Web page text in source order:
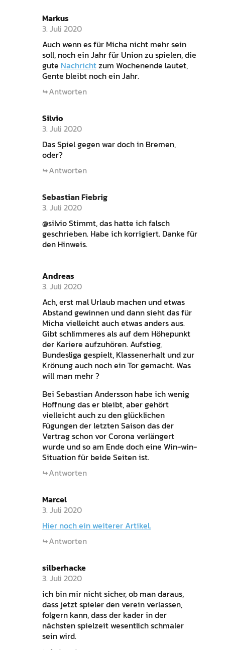
Markus
3. Juli 2020
Auch wenn es für Micha nicht mehr sein
soll, noch ein Jahr für Union zu spielen, die
gute Nachrichtzum Wochenende lautet,
Gente bleibt noch ein Jahr.
Antworten
Silvio
3. Juli 2020
Das Spiel gegen war doch in Bremen,
oder?
Antworten
Sebastian Fiebrig
3. Juli 2020
@silvio Stimmt, das hatte ich falsch
geschrieben. Habe ich korrigiert. Danke für
den Hinweis.
Andreas
3. Juli 2020
Ach, erst mal Urlaub machen und etwas
Abstand gewinnen und dann sieht das für
Micha vielleicht auch etwas anders aus.
Gibt schlimmeres als auf dem Höhepunkt
der Kariere aufzuhören. Aufstieg,
Bundesliga gespielt, Klassenerhalt und zur
Krönung auch noch ein Tor gemacht. Was
will man mehr ?
Bei Sebastian Andersson habe ich wenig
Hoffnung das er bleibt, aber gehört
vielleicht auch zu den glücklichen
Fügungen der letzten Saison das der
Vertrag schon vor Corona verlängert
wurde und so am Ende doch eine Win-win-
Situation für beide Seiten ist.
Antworten
Marcel
3. Juli 2020
Hier noch ein weiterer Artikel.
Antworten
silberhacke
3. Juli 2020
ich bin mir nicht sicher, ob man daraus,
dass jetzt spieler den verein verlassen,
folgern kann, dass der kader in der
nächsten spielzeit wesentlich schmaler
sein wird.